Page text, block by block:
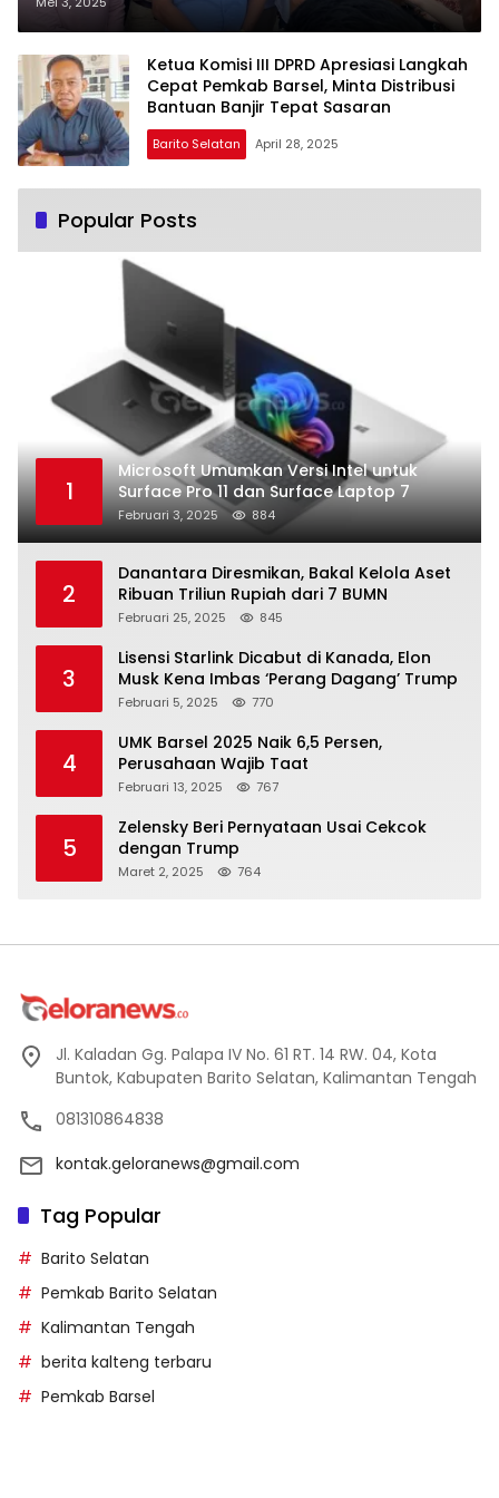
Ketua Komisi III DPRD Apresiasi Langkah
Cepat Pemkab Barsel, Minta Distribusi
Bantuan Banjir Tepat Sasaran
Barito Selatan April 28, 2025
Popular Posts
1
Microsoft Umumkan Versi Intel untuk
Surface Pro 11 dan Surface Laptop 7
Februari 3, 2025 884
2
Danantara Diresmikan, Bakal Kelola Aset
Ribuan Triliun Rupiah dari 7 BUMN
Februari 25, 2025 845
3
Lisensi Starlink Dicabut di Kanada, Elon
Musk Kena Imbas ‘Perang Dagang’ Trump
Februari 5, 2025 770
4
UMK Barsel 2025 Naik 6,5 Persen,
Perusahaan Wajib Taat
Februari 13, 2025 767
5
Zelensky Beri Pernyataan Usai Cekcok
dengan Trump
Maret 2, 2025 764
Jl. Kaladan Gg. Palapa IV No. 61 RT. 14 RW. 04, Kota
Buntok, Kabupaten Barito Selatan, Kalimantan Tengah
081310864838
kontak.geloranews@gmail.com
Tag Popular
Barito Selatan
Pemkab Barito Selatan
Kalimantan Tengah
berita kalteng terbaru
Pemkab Barsel